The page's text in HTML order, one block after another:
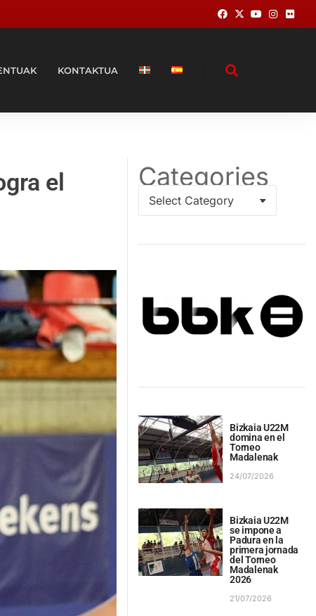
KONTAKTUA
el
Categories
Bizkaia U22M
domina en el
Torneo
Madalenak
24/07/2026
Bizkaia U22M
se impone a
Padura en la
primera jornada
del Torneo
Madalenak
2026
21/07/2026